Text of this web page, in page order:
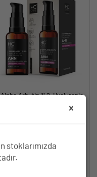
Alpha Arbutin %2, Hyaluronic
Niacinamide %5 Serum,
stoklarımızda